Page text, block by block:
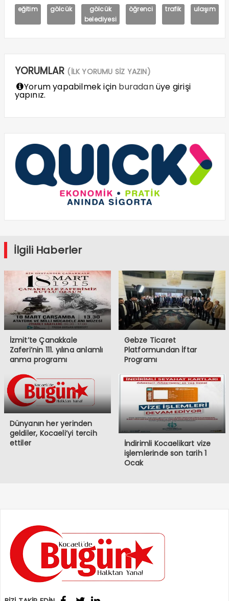
eğitim gölcük
gölcük
belediyesi
öğrenci trafik ulaşım
YORUMLAR (İLK YORUMU SİZ YAZIN)
Yorum yapabilmek için buradanüye girişi
yapınız.
İlgili Haberler
İzmit’te Çanakkale
Zaferi’nin 111. yılına anlamlı
anma programı
Gebze Ticaret
Platformundan İftar
Programı
Dünyanın her yerinden
geldiler, Kocaeli’yi tercih
ettiler
İndirimli Kocaelikart vize
işlemlerinde son tarih 1
Ocak